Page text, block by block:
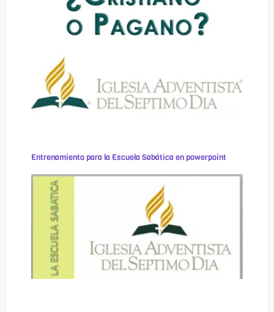
Entrenamiento para la Escuela Sabática en powerpoint